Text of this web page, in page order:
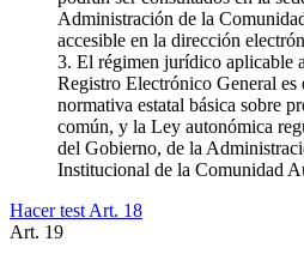
Administración de la
accesible en la dirección
3. El régimen jurídico aplicable
Registro Electrónico General es
normativa estatal básica sobre
común, y la Ley autonómica
del Gobierno, de la
Institucional de la Comunidad
Hacer test Art. 18
Art. 19